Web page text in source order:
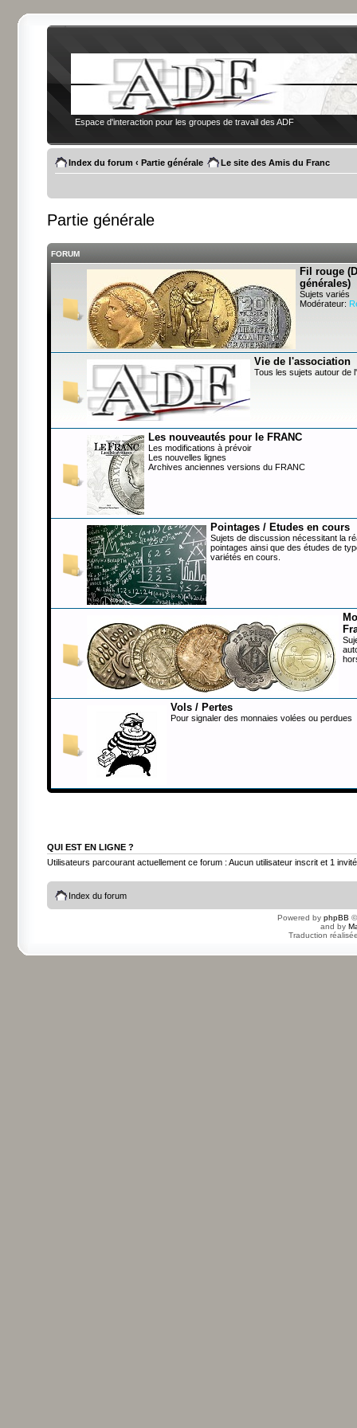
Espace d'interaction pour les groupes de travail des ADF
Index du forum ‹ Partie générale Le site des Amis du Franc
Partie générale
FORUM
Fil rouge
générales)
Sujets variés
Modérateur:
Vie de l'association
Tous les sujets autour de
Les nouveautés pour le FRANC
Les modifications à prévoir
Les nouvelles lignes
Archives anciennes versions du FRANC
Pointages / Etudes en cours
Sujets de discussion nécessitant la
pointages ainsi que des études de
variétés en cours.
Vols / Pertes
Pour signaler des monnaies volées ou perdues
QUI EST EN LIGNE ?
Utilisateurs parcourant actuellement ce forum : Aucun utilisateur inscrit et 1 invité
Index du forum
Powered by phpBB
and by
Traduction